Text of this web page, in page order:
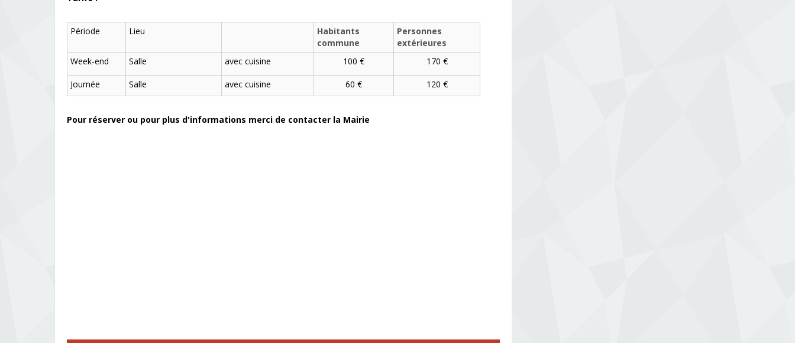
Période Lieu
Habitants
commune
Personnes
extérieures
Week-end
Salle avec cuisine 100 € 170 €
Journée Salle avec cuisine 60 € 120 €
Pour réserver ou pour plus d'informations merci de contacter la Mairie